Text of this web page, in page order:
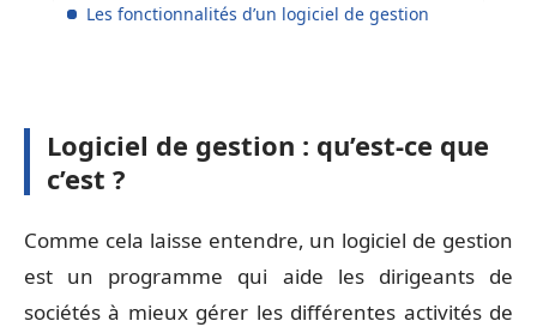
Les fonctionnalités d’un logiciel de gestion
Logiciel de gestion : qu’est-ce que
c’est ?
Comme cela laisse entendre, un logiciel de gestion
est un programme qui aide les dirigeants de
sociétés à mieux gérer les différentes activités de